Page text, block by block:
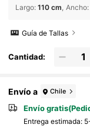
Largo: 110 cm Ancho:
Guía de Tallas
Cantidad:
Envío a Chile
Envío
Entrega estimada: